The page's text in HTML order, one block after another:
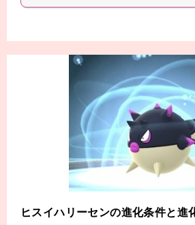
ヒスイハリーセンの進化条件と進